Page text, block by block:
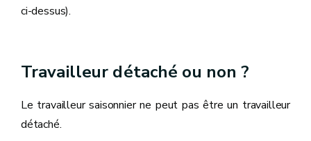
ci-dessus).
Travailleur détaché ou non ?
Le travailleur saisonnier ne peut pas être un travailleur
détaché.